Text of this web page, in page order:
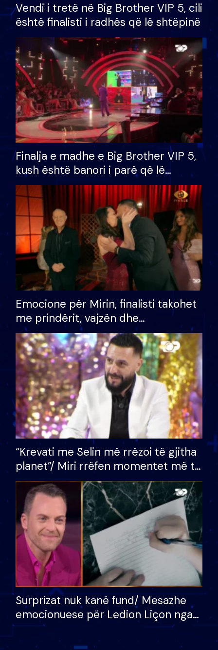
Vendi i tretë në Big Brother VIP 5, cili
është finalisti i radhës që lë shtëpinë
Finalja e madhe e Big Brother VIP 5,
kush është banori i parë që lë
shtëpinë dhe humb mundësinë për
të fituar çmimin e madh
Emocione për Mirin, finalisti takohet
me prindërit, vajzën dhe
bashkëshorten: S’kemi ndonjë letër
divorci apo jo?
“Krevati me Selin më rrëzoi të gjitha
planet”/ Miri rrëfen momentet më të
bukura në shtëpinë e BB VIP: Do më
mungojë zilja e mëngjesit kur…
Surprizat nuk kanë fund/ Mesazhe
emocionuese për Ledion Liçon nga
nëna dhe fëmijët e tij, moderatori
nuk i mban dot lotët: Nuk meritoj…